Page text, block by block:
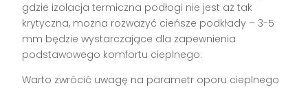
gdzie izolacja termiczna podłogi nie jest aż tak
krytyczna, można rozważyć cieńsze podkłady – 3-5
mm będzie wystarczające dla zapewnienia
podstawowego komfortu cieplnego.
Warto zwrócić uwagę na parametr oporu cieplnego